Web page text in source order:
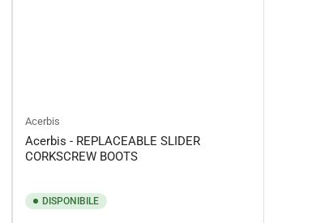
Acerbis
Acerbis - REPLACEABLE SLIDER
CORKSCREW BOOTS
DISPONIBILE